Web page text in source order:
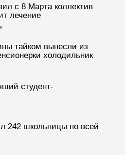
с 8 Марта коллектив
лечение
тайком вынесли из
холодильник
студент-
242 школьницы по всей